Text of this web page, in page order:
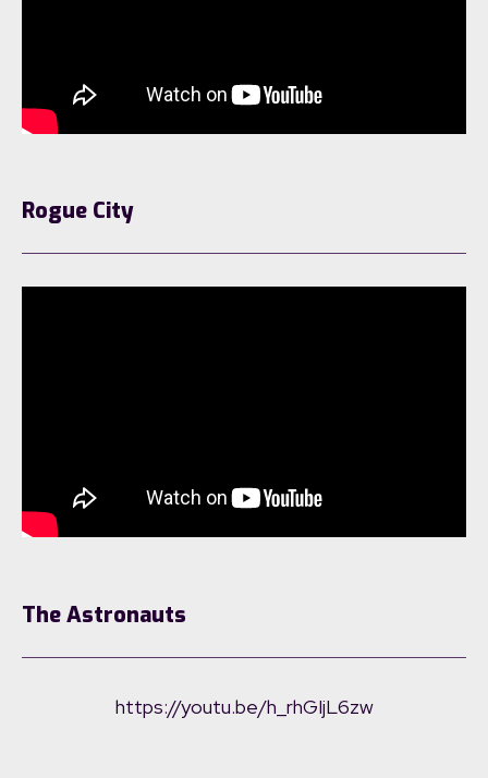
Rogue City
The Astronauts
https://youtu.be/h_rhGIjL6zw